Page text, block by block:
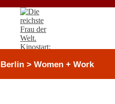
> Women + Work